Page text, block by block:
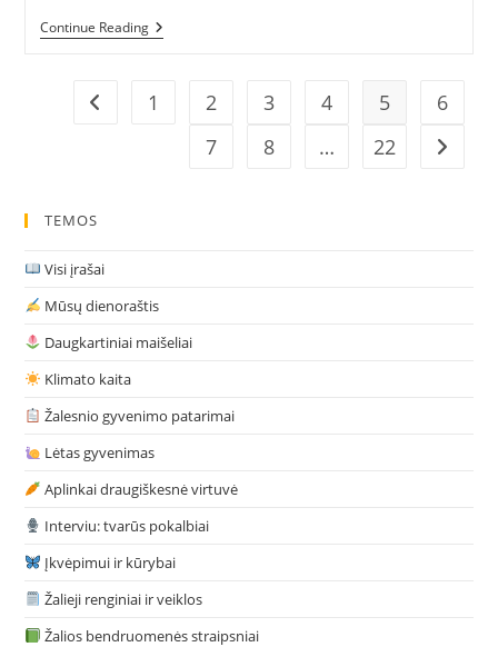
Continue ReadingKo
Mes
Iš
Japonų
Go to the previous page
1 2 3 4 5
6
7
8 … 22 Go to
TEMOS
Visi įrašai
Mūsų dienoraštis
Daugkartiniai maišeliai
Klimato kaita
Žalesnio gyvenimo patarimai
Lėtas gyvenimas
Aplinkai draugiškesnė virtuvė
Interviu: tvarūs pokalbiai
Įkvėpimui ir kūrybai
Žalieji renginiai ir veiklos
Žalios bendruomenės straipsniai